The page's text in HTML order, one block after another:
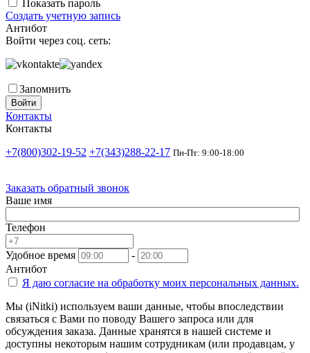
Показать пароль
Создать учетную запись
Антибот
Войти через соц. сеть:
Запомнить
Войти
Контакты
Контакты
+7(800)302-19-52 +7(343)288-22-17 Пн-Пт: 9:00-18:00
Заказать обратный звонок
Ваше имя
Телефон
Удобное время
-
Антибот
Я даю согласие на обработку моих персональных данных.
Мы (iNitki) используем ваши данные, чтобы впоследствии
связаться с Вами по поводу Вашего запроса или для
обсуждения заказа. Данные хранятся в нашей системе и
доступны некоторым нашим сотрудникам (или продавцам, у